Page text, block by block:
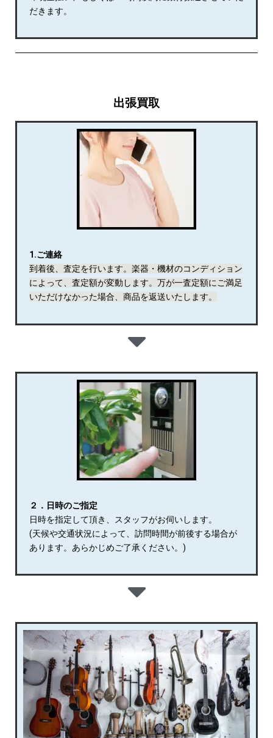
だきます。
出張買取
1.ご連絡
到着後、査定を行います。楽器・機材のコンディション
によって、査定額が変動します。万が一査定額にご満足
いただけなかった場合、商品を返送いたします。
２．日時のご指定
日時を指定して頂き、スタッフがお伺いします。
(天候や交通状況によって、訪問時間が前後する場合が
あります。あらかじめご了承ください。)